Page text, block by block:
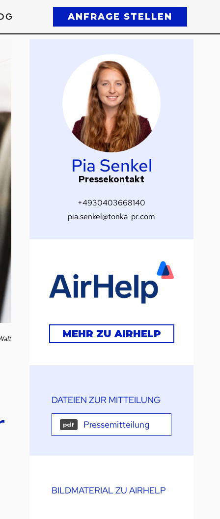
ANFRAGE STELLEN
Pia Senkel
Pressekontakt
+4930403668140
pia.senkel@tonka-pr.com
MEHR ZU AIRHELP
DATEIEN ZUR MITTEILUNG
pdf Pressemitteilung
BILDMATERIAL ZU AIRHELP